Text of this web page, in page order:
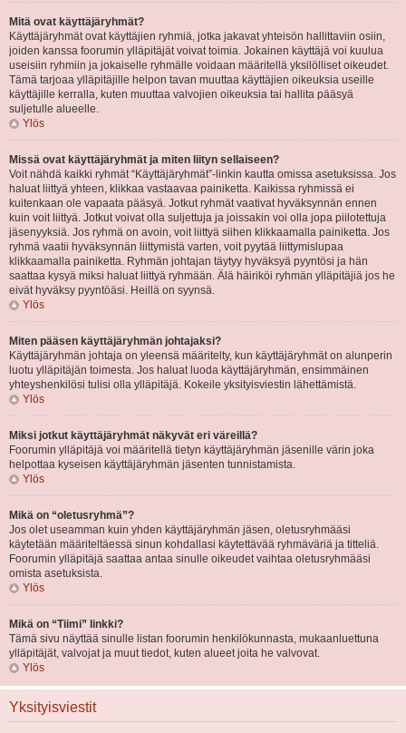
Mitä ovat käyttäjäryhmät?
Käyttäjäryhmät ovat käyttäjien ryhmiä, jotka jakavat yhteisön hallittaviin osiin,
joiden kanssa foorumin ylläpitäjät voivat toimia. Jokainen käyttäjä voi kuulua
useisiin ryhmiin ja jokaiselle ryhmälle voidaan määritellä yksilölliset oikeudet.
Tämä tarjoaa ylläpitäjille helpon tavan muuttaa käyttäjien oikeuksia useille
käyttäjille kerralla, kuten muuttaa valvojien oikeuksia tai hallita pääsyä
suljetulle alueelle.
Ylös
Missä ovat käyttäjäryhmät ja miten liityn sellaiseen?
Voit nähdä kaikki ryhmät “Käyttäjäryhmät”-linkin kautta omissa asetuksissa. Jos
haluat liittyä yhteen, klikkaa vastaavaa painiketta. Kaikissa ryhmissä ei
kuitenkaan ole vapaata pääsyä. Jotkut ryhmät vaativat hyväksynnän ennen
kuin voit liittyä. Jotkut voivat olla suljettuja ja joissakin voi olla jopa piilotettuja
jäsenyyksiä. Jos ryhmä on avoin, voit liittyä siihen klikkaamalla painiketta. Jos
ryhmä vaatii hyväksynnän liittymistä varten, voit pyytää liittymislupaa
klikkaamalla painiketta. Ryhmän johtajan täytyy hyväksyä pyyntösi ja hän
saattaa kysyä miksi haluat liittyä ryhmään. Älä häiriköi ryhmän ylläpitäjiä jos he
eivät hyväksy pyyntöäsi. Heillä on syynsä.
Ylös
Miten pääsen käyttäjäryhmän johtajaksi?
Käyttäjäryhmän johtaja on yleensä määritelty, kun käyttäjäryhmät on alunperin
luotu ylläpitäjän toimesta. Jos haluat luoda käyttäjäryhmän, ensimmäinen
yhteyshenkilösi tulisi olla ylläpitäjä. Kokeile yksityisviestin lähettämistä.
Ylös
Miksi jotkut käyttäjäryhmät näkyvät eri väreillä?
Foorumin ylläpitäjä voi määritellä tietyn käyttäjäryhmän jäsenille värin joka
helpottaa kyseisen käyttäjäryhmän jäsenten tunnistamista.
Ylös
Mikä on “oletusryhmä”?
Jos olet useamman kuin yhden käyttäjäryhmän jäsen, oletusryhmääsi
käytetään määriteltäessä sinun kohdallasi käytettävää ryhmäväriä ja titteliä.
Foorumin ylläpitäjä saattaa antaa sinulle oikeudet vaihtaa oletusryhmääsi
omista asetuksista.
Ylös
Mikä on “Tiimi” linkki?
Tämä sivu näyttää sinulle listan foorumin henkilökunnasta, mukaanluettuna
ylläpitäjät, valvojat ja muut tiedot, kuten alueet joita he valvovat.
Ylös
Yksityisviestit